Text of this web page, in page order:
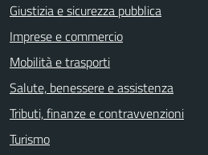
Giustizia e sicurezza pubblica
Imprese e commercio
Mobilità e trasporti
Salute, benessere e assistenza
Tributi, finanze e contravvenzioni
Turismo